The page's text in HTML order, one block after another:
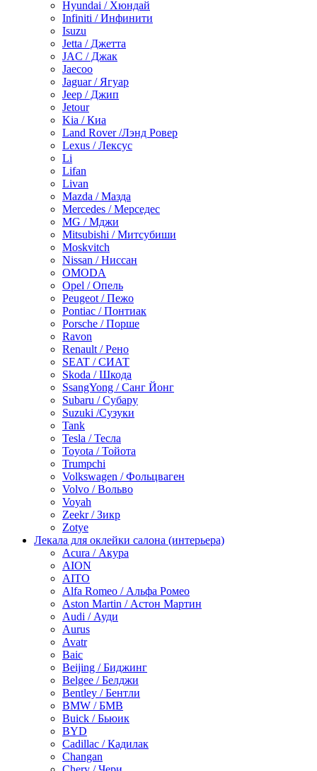
Hyundai / Хюндай
Infiniti / Инфинити
Isuzu
Jetta / Джетта
JAC / Джак
Jaecoo
Jaguar / Ягуар
Jeep / Джип
Jetour
Kia / Киа
Land Rover /Лэнд Ровер
Lexus / Лексус
Li
Lifan
Livan
Mazda / Мазда
Mercedes / Мерседес
MG / Мджи
Mitsubishi / Митсубиши
Moskvitch
Nissan / Ниссан
OMODA
Opel / Опель
Peugeot / Пежо
Pontiac / Понтиак
Porsche / Порше
Ravon
Renault / Рено
SEAT / СИАТ
Skoda / Шкода
SsangYong / Санг Йонг
Subaru / Субару
Suzuki /Сузуки
Tank
Tesla / Тесла
Toyota / Тойота
Trumpchi
Volkswagen / Фольцваген
Volvo / Вольво
Voyah
Zeekr / Зикр
Zotye
Лекала для оклейки салона (интерьера)
Acura / Акура
AION
AITO
Alfa Romeo / Альфа Ромео
Aston Martin / Астон Мартин
Audi / Ауди
Aurus
Avatr
Baic
Beijing / Биджинг
Belgee / Белджи
Bentley / Бентли
BMW / БМВ
Buick / Бьюик
BYD
Cadillac / Кадилак
Changan